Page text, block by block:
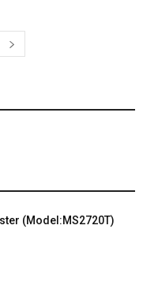
(Model:MS2720T)